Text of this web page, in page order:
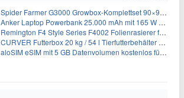
Spider Farmer G3000 Growbox-Komplettset 90×90×180 cm für 379,99€
Anker Laptop Powerbank 25.000 mAh mit 165 W refurbished für 58,39€
Remington F4 Style Series F4002 Folienrasierer für 18,99€
CURVER Futterbox 20 kg / 54 l Tierfutterbehälter mit Rollen für 19,99€
aloSIM eSIM mit 5 GB Datenvolumen kostenlos für Windscribe-Pro-Nutzer